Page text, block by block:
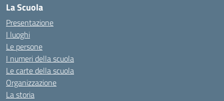
La Scuola
Presentazione
I luoghi
Le persone
I numeri della scuola
Le carte della scuola
Organizzazione
La storia